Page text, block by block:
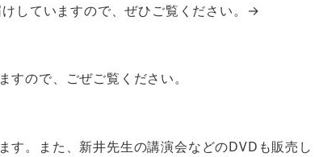
していますので、ぜひご覧ください。→
ので、ごぜご覧ください。
す。また、新井先生の講演会などのDVDも販売し